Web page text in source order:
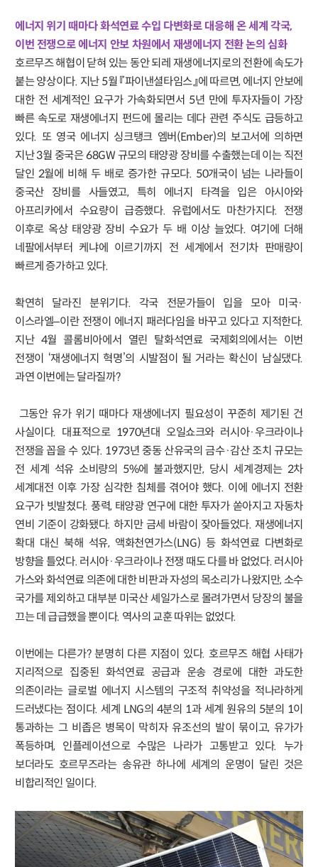
에너지 위기 때마다 화석연료 수입 다변화로 대응해 온 세계 각국,
이번 전쟁으로 에너지 안보 차원에서 재생에너지 전환 논의 심화
호르무즈 해협이 닫혀 있는 동안 되레 재생에너지로의 전환에 속도가
붙는 양상이다. 지난 5월 『파이낸셜타임스』에 따르면, 에너지 안보에
대한 전 세계적인 요구가 가속화되면서 5년 만에 투자자들이 가장
빠른 속도로 재생에너지 펀드에 몰리는 데다 관련 주식도 급등하고
있다. 또 영국 에너지 싱크탱크 엠버(Ember)의 보고서에 의하면
지난 3월 중국은 68GW 규모의 태양광 장비를 수출했는데 이는 직전
달인 2월에 비해 두 배로 증가한 규모다. 50개국이 넘는 나라들이
중국산 장비를 사들였고, 특히 에너지 타격을 입은 아시아와
아프리카에서 수요량이 급증했다. 유럽에서도 마찬가지다. 전쟁
이후로 옥상 태양광 장비 수요가 두 배 이상 늘었다. 여기에 더해
네팔에서부터 케냐에 이르기까지 전 세계에서 전기차 판매량이
빠르게 증가하고 있다.
확연히 달라진 분위기다. 각국 전문가들이 입을 모아 미국·
이스라엘–이란 전쟁이 에너지 패러다임을 바꾸고 있다고 지적한다.
지난 4월 콜롬비아에서 열린 탈화석연료 국제회의에서는 이번
전쟁이 ‘재생에너지 혁명’의 시발점이 될 거라는 확신이 남실댔다.
과연 이번에는 달라질까?
그동안 유가 위기 때마다 재생에너지 필요성이 꾸준히 제기된 건
사실이다. 대표적으로 1970년대 오일쇼크와 러시아·우크라이나
전쟁을 꼽을 수 있다. 1973년 중동 산유국의 금수·감산 조치 규모는
전 세계 석유 소비량의 5%에 불과했지만, 당시 세계경제는 2차
세계대전 이후 가장 심각한 침체를 겪어야 했다. 이에 에너지 전환
요구가 빗발쳤다. 풍력, 태양광 연구에 대한 투자가 쏟아지고 자동차
연비 기준이 강화됐다. 하지만 금세 바람이 잦아들었다. 재생에너지
확대 대신 북해 석유, 액화천연가스(LNG) 등 화석연료 다변화로
방향을 틀었다. 러시아·우크라이나 전쟁 때도 다를 바 없었다. 러시아
가스와 화석연료 의존에 대한 비판과 자성의 목소리가 나왔지만, 소수
국가를 제외하고 대부분 미국산 셰일가스로 몰려가면서 당장의 불을
끄는 데 급급했을 뿐이다. 역사의 교훈 따위는 없었다.
이번에는 다른가? 분명히 다른 지점이 있다. 호르무즈 해협 사태가
지리적으로 집중된 화석연료 공급과 운송 경로에 대한 과도한
의존이라는 글로벌 에너지 시스템의 구조적 취약성을 적나라하게
드러냈다는 점이다. 세계 LNG의 4분의 1과 세계 원유의 5분의 1이
통과하는 그 비좁은 병목이 막히자 유조선의 발이 묶이고, 유가가
폭등하며, 인플레이션으로 수많은 나라가 고통받고 있다. 누가
보더라도 호르무즈라는 송유관 하나에 세계의 운명이 달린 것은
비합리적인 일이다.